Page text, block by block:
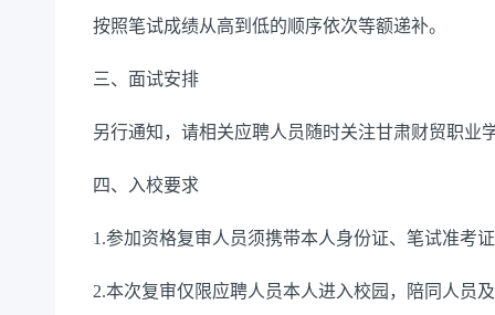
按照笔试成绩从高到低的顺序依次等额递补。
三、面试安排
另行通知，请相关应聘人员随时关注甘肃财贸职业
四、入校要求
1.参加资格复审人员须携带本人身份证、笔试准考
2.本次复审仅限应聘人员本人进入校园，陪同人员